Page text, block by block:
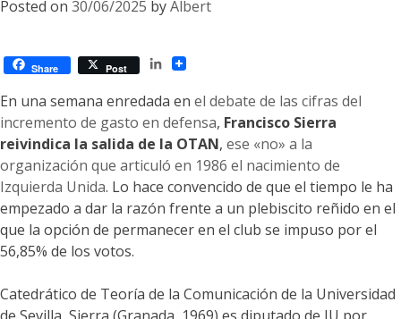
Posted on 30/06/2025 byAlbert
Share Post
LinkedIn
En una semana enredada en el debate de las cifras del
incremento de gasto en defensa, Francisco Sierra
reivindica la salida de la OTAN, ese «no» a la
organización que articuló en 1986 el nacimiento de
Izquierda Unida. Lo hace convencido de que el tiempo le ha
empezado a dar la razón frente a un plebiscito reñido en el
que la opción de permanecer en el club se impuso por el
56,85% de los votos.
Catedrático de Teoría de la Comunicación de la Universidad